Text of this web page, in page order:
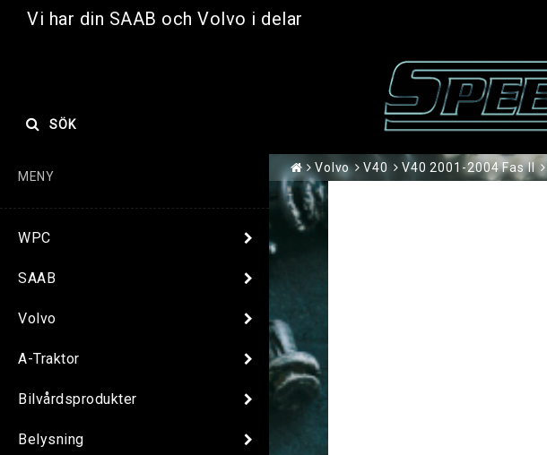
Vi har din SAAB och Volvo i delar
SÖK
MENY
WPC
SAAB
Volvo
A-Traktor
Bilvårdsprodukter
Belysning
Volvo V40 V40 2001-2004 Fas II